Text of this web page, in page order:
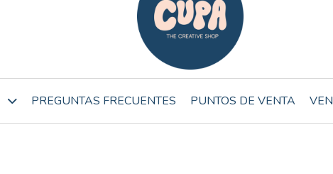
PREGUNTAS FRECUENTES PUNTOS DE VENTA